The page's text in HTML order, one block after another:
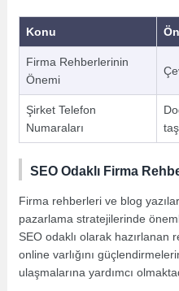
Konu
Firma Rehberlerinin
Önemi
Şirket Telefon
Numaraları
SEO Odaklı Firma
Firma rehberleri ve blog
pazarlama stratejilerinde
SEO odaklı olarak hazırlanan
online varlığını
ulaşmalarına yardımcı